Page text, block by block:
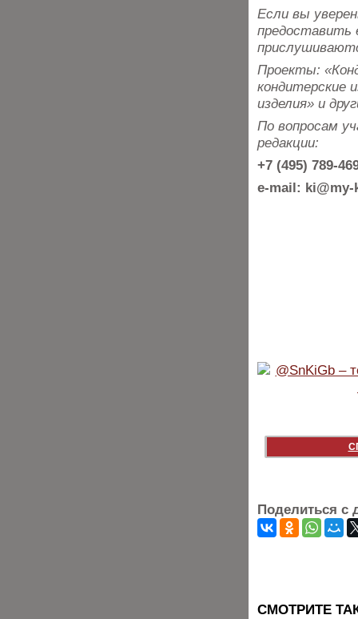
Если вы
предоставить
Проекты:
кондитерские
изделия» и
По вопросам
редакции:
+7 (495) 789-
e-mail:
Поделиться с
CМОТРИТЕ